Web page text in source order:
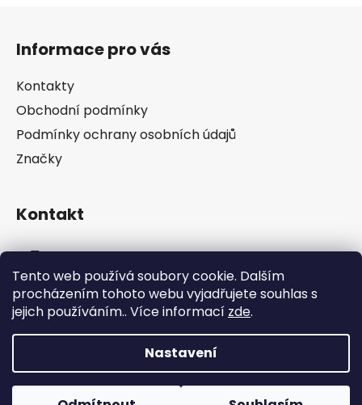
Tento web používá soubory cookie. Dalším
procházením tohoto webu vyjadřujete souhlas s
jejich používáním.. Více informací zde.
Nastavení
Informace pro vás
Kontakty
Obchodní podmínky
Podmínky ochrany osobních údajů
Značky
Kontakt
info@pip-zevl.cz
605 871 228
Vytvořil Shoptet